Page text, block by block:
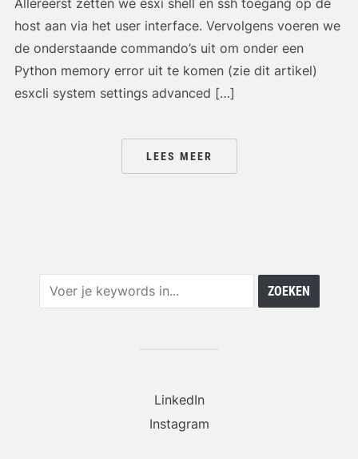
Allereerst zetten we esxi shell en ssh toegang op de
host aan via het user interface. Vervolgens voeren we
de onderstaande commando’s uit om onder een
Python memory error uit te komen (zie dit artikel)
esxcli system settings advanced […]
LEES MEER
LinkedIn
Instagram